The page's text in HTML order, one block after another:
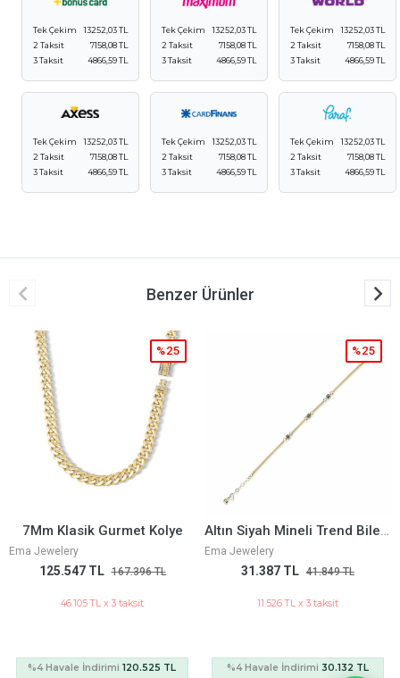
Tek Çekim
13252,03 TL
2 Taksit
7158,08 TL
3 Taksit
4866,59 TL
Tek Çekim
13252,03 TL
2 Taksit
7158,08 TL
3 Taksit
4866,59 TL
Tek Çekim
13252,03 TL
2 Taksit
7158,08 TL
3 Taksit
4866,59 TL
Tek Çekim
13252,03 TL
2 Taksit
7158,08 TL
3 Taksit
4866,59 TL
Tek Çekim
13252,03 TL
2 Taksit
7158,08 TL
3 Taksit
4866,59 TL
Tek Çekim
13252,03 TL
2 Taksit
7158,08 TL
3 Taksit
4866,59 TL
Benzer Ürünler
Altın Siyah Mineli Trend Bileklik
Ema Jewelery
31.387 TL 41.849 TL
11.526 TL x 3 taksit
%4 Havale İndirimi30.132 TL
11 Mm Z Gurmet
Ema Jewelery
118.572 TL 158.096 TL
43.544 TL x 3 taksit
%4 Havale İndirimi113.829